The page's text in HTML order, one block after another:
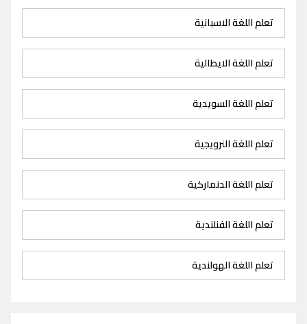
تعلم اللغة الاسبانية
تعلم اللغة الايطالية
تعلم اللغة السويدية
تعلم اللغة النرويجية
تعلم اللغة الدنماركية
تعلم اللغة الفنلندية
تعلم اللغة الهولندية